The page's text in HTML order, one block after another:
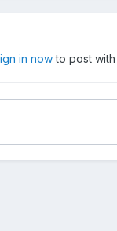
in nowto post